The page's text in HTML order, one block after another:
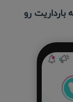
بارداریت رو